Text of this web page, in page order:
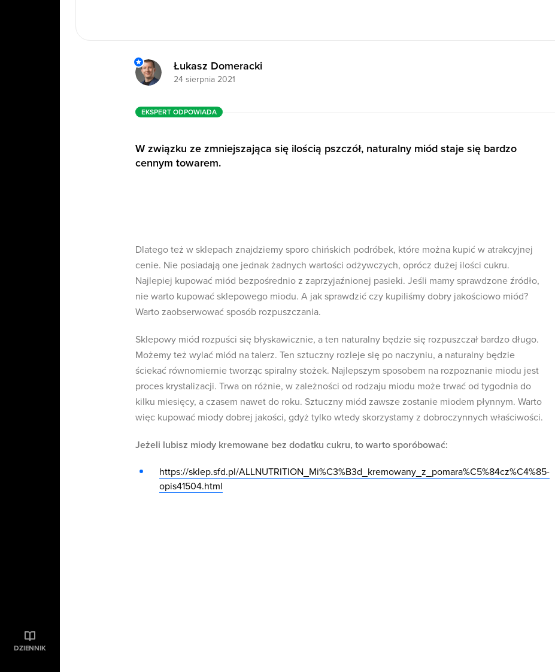
DZIENNIK
Łukasz Domeracki
24 sierpnia 2021
EKSPERT ODPOWIADA
W związku ze zmniejszająca się ilością pszczół, naturalny miód staje się bardzo
cennym towarem.
Dlatego też w sklepach znajdziemy sporo chińskich podróbek, które można kupić w atrakcyjnej
cenie. Nie posiadają one jednak żadnych wartości odżywczych, oprócz dużej ilości cukru.
Najlepiej kupować miód bezpośrednio z zaprzyjaźnionej pasieki. Jeśli mamy sprawdzone źródło,
nie warto kupować sklepowego miodu. A jak sprawdzić czy kupiliśmy dobry jakościowo miód?
Warto zaobserwować sposób rozpuszczania.
Sklepowy miód rozpuści się błyskawicznie, a ten naturalny będzie się rozpuszczał bardzo długo.
Możemy też wylać miód na talerz. Ten sztuczny rozleje się po naczyniu, a naturalny będzie
ściekać równomiernie tworząc spiralny stożek. Najlepszym sposobem na rozpoznanie miodu jest
proces krystalizacji. Trwa on różnie, w zależności od rodzaju miodu może trwać od tygodnia do
kilku miesięcy, a czasem nawet do roku. Sztuczny miód zawsze zostanie miodem płynnym. Warto
więc kupować miody dobrej jakości, gdyż tylko wtedy skorzystamy z dobroczynnych właściwości.
Jeżeli lubisz miody kremowane bez dodatku cukru, to warto sporóbować:
https://sklep.sfd.pl/ALLNUTRITION_Mi%C3%B3d_kremowany_z_pomara%C5%84cz%C4%85-
opis41504.html